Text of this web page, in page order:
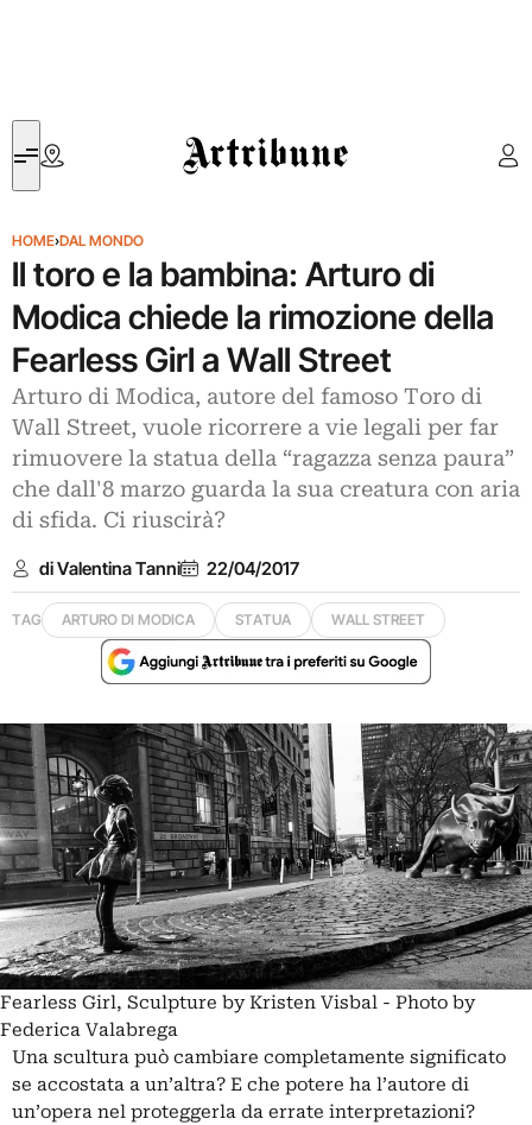
Artribune
HOME›DAL MONDO
ll toro e la bambina: Arturo di
Modica chiede la rimozione della
Fearless Girl a Wall Street
Arturo di Modica, autore del famoso Toro di
Wall Street, vuole ricorrere a vie legali per far
rimuovere la statua della “ragazza senza paura”
che dall'8 marzo guarda la sua creatura con aria
di sfida. Ci riuscirà?
di Valentina Tanni 22/04/2017
TAG ARTURO DI MODICA STATUA WALL STREET
Fearless Girl, Sculpture by Kristen Visbal - Photo by
Federica Valabrega
Una scultura può cambiare completamente significato
se accostata a un’altra? E che potere ha l’autore di
un’opera nel proteggerla da errate interpretazioni?